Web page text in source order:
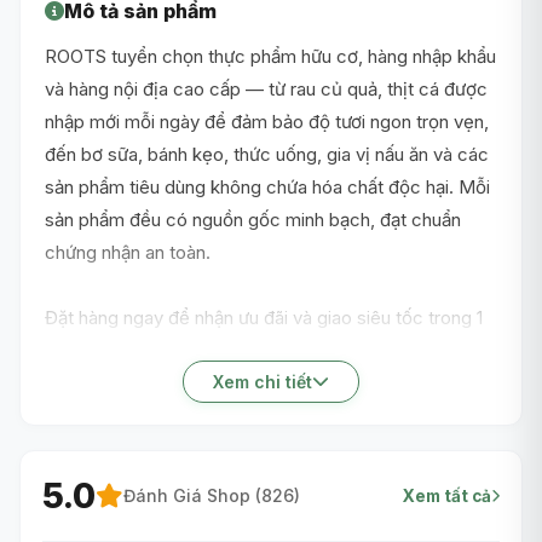
Mô tả sản phẩm
ROOTS tuyển chọn thực phẩm hữu cơ, hàng nhập khẩu
và hàng nội địa cao cấp — từ rau củ quả, thịt cá được
nhập mới mỗi ngày để đảm bảo độ tươi ngon trọn vẹn,
đến bơ sữa, bánh kẹo, thức uống, gia vị nấu ăn và các
sản phẩm tiêu dùng không chứa hóa chất độc hại. Mỗi
sản phẩm đều có nguồn gốc minh bạch, đạt chuẩn
chứng nhận an toàn.
Đặt hàng ngay để nhận ưu đãi và giao siêu tốc trong 1
Xem chi tiết
5.0 Đánh Giá Shop (826) Xem tất cả